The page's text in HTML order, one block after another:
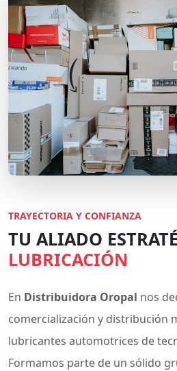
TRAYECTORIA Y CONFIANZA
TU ALIADO
LUBRICACIÓN
En Distribuidora Oropal nos
comercialización y distribución
lubricantes automotrices de
Formamos parte de un sólido